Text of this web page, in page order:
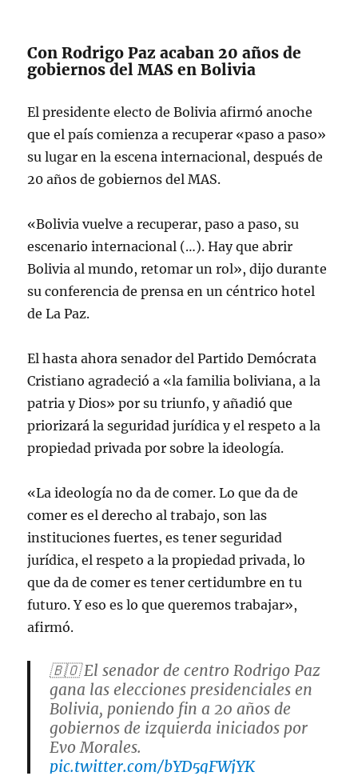
Con Rodrigo Paz acaban 20 años de
gobiernos del MAS en Bolivia
El presidente electo de Bolivia afirmó anoche
que el país comienza a recuperar «paso a paso»
su lugar en la escena internacional, después de
20 años de gobiernos del MAS.
«Bolivia vuelve a recuperar, paso a paso, su
escenario internacional (…). Hay que abrir
Bolivia al mundo, retomar un rol», dijo durante
su conferencia de prensa en un céntrico hotel
de La Paz.
El hasta ahora senador del Partido Demócrata
Cristiano agradeció a «la familia boliviana, a la
patria y Dios» por su triunfo, y añadió que
priorizará la seguridad jurídica y el respeto a la
propiedad privada por sobre la ideología.
«La ideología no da de comer. Lo que da de
comer es el derecho al trabajo, son las
instituciones fuertes, es tener seguridad
jurídica, el respeto a la propiedad privada, lo
que da de comer es tener certidumbre en tu
futuro. Y eso es lo que queremos trabajar»,
afirmó.
🇧🇴 El senador de centro Rodrigo Paz
gana las elecciones presidenciales en
Bolivia, poniendo fin a 20 años de
gobiernos de izquierda iniciados por
Evo Morales.
pic.twitter.com/bYD5qFWjYK